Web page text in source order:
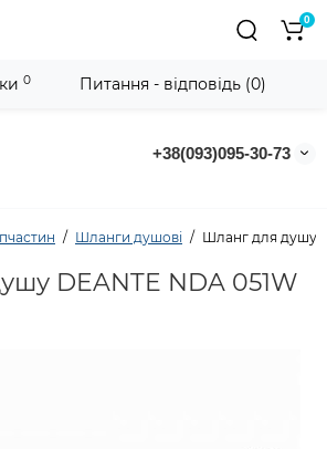
+38(093)095-30-73
0
Шланги душові Шланг для душу
DEANTE NDA 051W
0 Питання - відповідь (0)